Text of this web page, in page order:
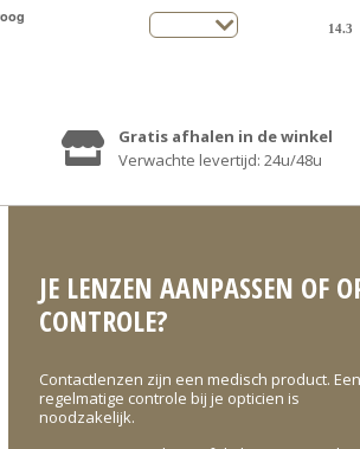
Gratis afhalen in de winkel
Verwachte levertijd: 24u/48u
JE LENZEN AANPASSEN OF
CONTROLE?
Contactlenzen zijn een medisch product. Een
regelmatige controle bij je opticien is
noodzakelijk.